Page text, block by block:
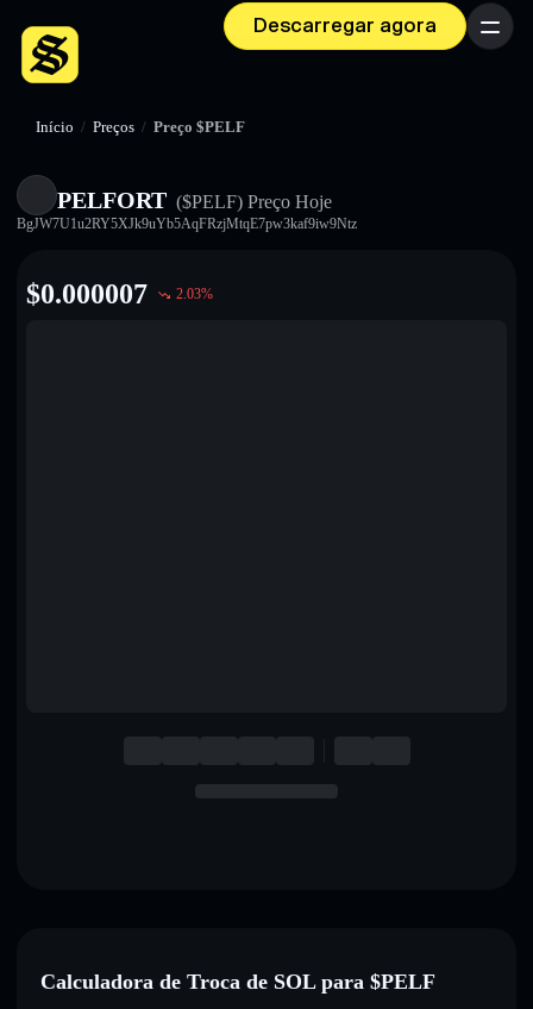
Descarregar agora Menu
Início / Preços / Preço $PELF
PELFORT ($PELF) Preço Hoje
BgJW7U1u2RY5XJk9uYb5AqFRzjMtqE7pw3kaf9iw9Ntz
$0.000007 2.03%
Calculadora de Troca de SOL para $PELF